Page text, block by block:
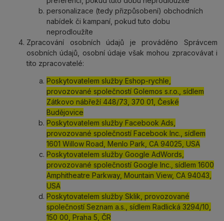
personalizace (tedy přizpůsobení) obchodních
nabídek či kampaní, pokud tuto dobu
neprodloužíte
Zpracování osobních údajů je prováděno Správcem
osobních údajů, osobní údaje však mohou zpracovávat i
tito zpracovatelé:
Poskytovatelem služby Eshop-rychle,
provozované společností Golemos s.r.o., sídlem
Zátkovo nábřeží 448/73, 370 01, České
Budějovice
Poskytovatelem služby Facebook Ads,
provozované společností Facebook Inc., sídlem
1601 Willow Road, Menlo Park, CA 94025, USA
Poskytovatelem služby Google AdWords,
provozované společností Google Inc., sídlem 1600
Amphitheatre Parkway, Mountain View, CA 94043,
USA
Poskytovatelem služby Sklik, provozované
společností Seznam a.s., sídlem Radlická 3294/10,
150 00, Praha 5, ČR